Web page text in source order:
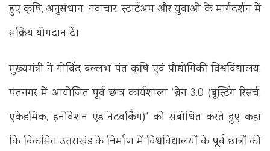
हुए कृषि, अनुसंधान, नवाचार, स्टार्टअप और युवाओं के मार्गदर्शन में
सक्रिय योगदान दें।
मुख्यमंत्री ने गोविंद बल्लभ पंत कृषि एवं प्रौद्योगिकी विश्वविद्यालय,
पंतनगर में आयोजित पूर्व छात्र कार्यशाला “ब्रेन 3.0 (बूस्टिंग रिसर्च,
एकेडमिक, इनोवेशन एंड नेटवर्किंग)” को संबोधित करते हुए कहा
कि विकसित उत्तराखंड के निर्माण में विश्वविद्यालयों के पूर्व छात्रों की